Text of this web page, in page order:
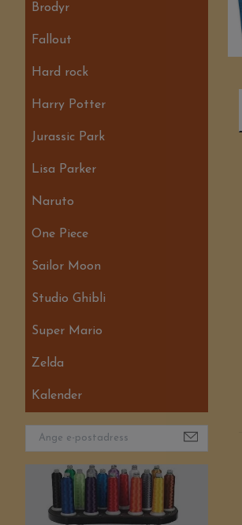
Brodyr
Fallout
Hard rock
Harry Potter
Jurassic Park
Lisa Parker
Naruto
One Piece
Sailor Moon
Studio Ghibli
Super Mario
Zelda
Kalender